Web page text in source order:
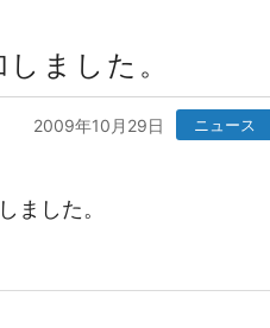
ました。
2009年10月29日 ニュース
ました。